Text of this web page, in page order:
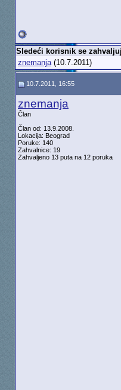
Sledeći korisnik se
znemanja(10.7.2011)
10.7.2011, 16:55
znemanja
Član
Član od: 13.9.2008.
Lokacija: Beograd
Poruke: 140
Zahvalnice: 19
Zahvaljeno 13 puta na 12 poruka